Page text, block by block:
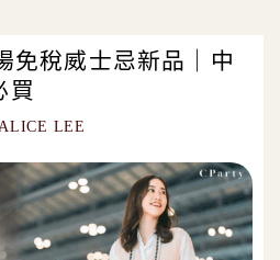
免稅威士忌新品｜中
買
ALICE LEE